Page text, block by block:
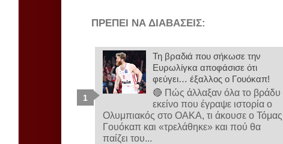
ΠΡΕΠΕΙ ΝΑ ΔΙΑΒΑΣΕΙΣ:
Τη βραδιά που σήκωσε την
Ευρωλίγκα αποφάσισε ότι
φεύγει… έξαλλος ο Γουόκαπ!
🔴 Πώς άλλαξαν όλα το βράδυ
εκείνο που έγραψε ιστορία ο
Ολυμπιακός στο ΟΑΚΑ, τι άκουσε ο Τόμας
Γουόκαπ και «τρελάθηκε» και πού θα
παίζει του...